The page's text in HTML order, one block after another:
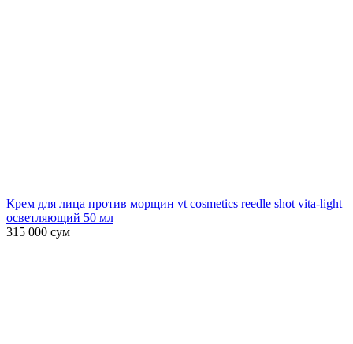
Крем для лица против морщин vt cosmetics reedle shot vita-light
осветляющий 50 мл
315 000 сум